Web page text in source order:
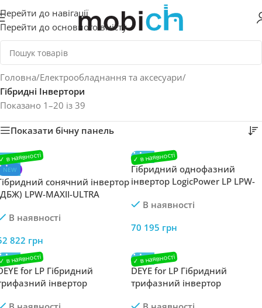
Перейти до навігації
Перейти до основного вмісту
Головна/Електрообладнання та аксесуари/
Гібридні Інвертори
Показано 1–20 із 39
Показати бічну панель
NEW
сонячний інвертор
LPW-MAXII-ULTRA
90-450V ON-OFF GRID
В наявності
822 грн
Гібридний однофазний
інвертор LogicPower LP LPW-
ON-OFF GRID WiFi
В наявності
70 195 грн
for LP Гібридний
інвертор
DEYE for LP Гібридний
трифазний інвертор